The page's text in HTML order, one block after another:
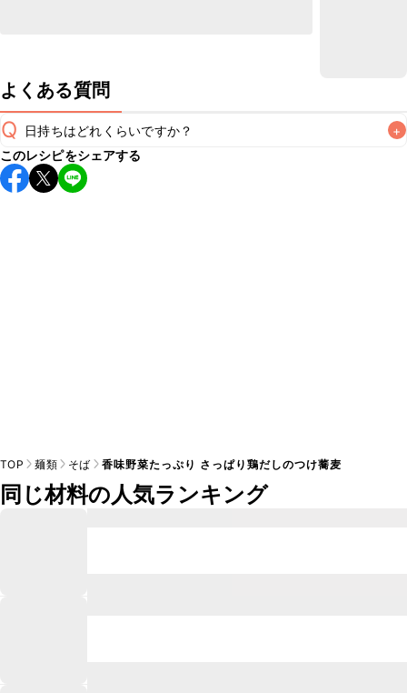
よくある質問
Q 日持ちはどれくらいですか？ +
こちらのレシピは出来たてをお召し上がりいただくことをお
すすめします。
このレシピをシェアする
TOP 麺類 そば 香味野菜たっぷり さっぱり鶏だしのつけ蕎麦
同じ材料の人気ランキング